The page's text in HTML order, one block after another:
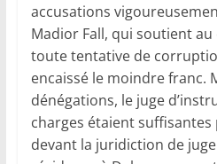
accusations
Madior Fall, qui soutient
toute tentative de
encaissé le moindre franc.
dénégations, le juge
charges étaient
devant la juridiction de